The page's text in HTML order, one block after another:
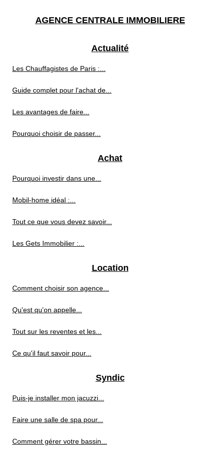
AGENCE CENTRALE IMMOBILIERE
Actualité
Les Chauffagistes de Paris :...
Guide complet pour l'achat de...
Les avantages de faire...
Pourquoi choisir de passer...
Achat
Pourquoi investir dans une...
Mobil-home idéal :...
Tout ce que vous devez savoir...
Les Gets Immobilier :...
Location
Comment choisir son agence...
Qu'est qu'on appelle...
Tout sur les reventes et les...
Ce qu'il faut savoir pour...
Syndic
Puis-je installer mon jacuzzi...
Faire une salle de spa pour...
Comment gérer votre bassin...